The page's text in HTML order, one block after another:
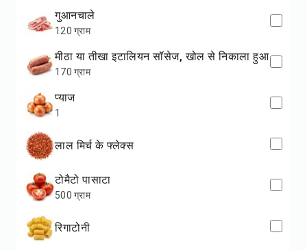
गुआनचाले
120 ग्राम
मीठा या तीखा इटालियन सॉसेज, खोल से निकाला हुआ
170 ग्राम
प्याज
1
लाल मिर्च के फ्लेक्स
टोमैटो पासाटा
500 ग्राम
रिगाटोनी